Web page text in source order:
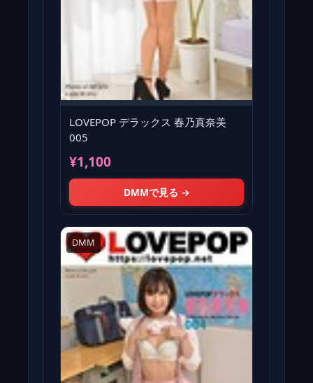
LOVEPOP デラックス 春乃真奈美
005
¥1,100
DMMで見る →
DMM